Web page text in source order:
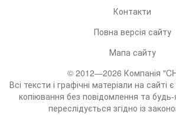
Контакти
Повна версія сайту
Мапа сайту
© 2012—2026 Компанія
Всі тексти і графічні матеріали на сайті
копіювання без повідомлення та
переслідується згідно із